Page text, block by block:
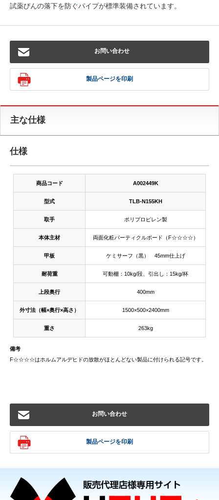
試薬びんの落下を防ぐパイプが標準装備されています。
お問い合わせ
製品ページを印刷
主な仕様
仕様
商品コード A002449K
型式 TLB-N155KH
取手 ポリプロピレン製
本体主材 両面化粧パーティクルボード（F☆☆☆☆）
甲板 ケミサーフ（黒） 45mm仕上げ
耐荷重 可動棚：10kg/段、引出し：15kg/杯
上段奥行 400mm
外寸法（幅×奥行×高さ） 1500×500×2400mm
重さ 263kg
備考
F☆☆☆☆はホルムアルデヒドの放散がほとんどない製品に付けられる記号です。
お問い合わせ
製品ページを印刷